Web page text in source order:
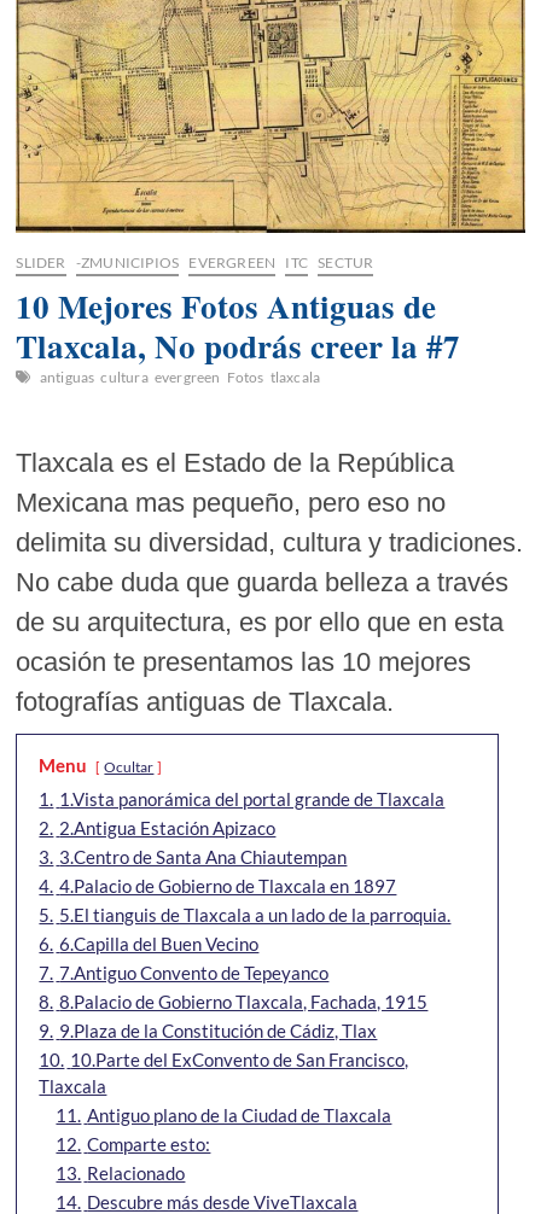
SLIDER -ZMUNICIPIOS EVERGREEN ITC SECTUR
10 Mejores Fotos Antiguas de
Tlaxcala, No podrás creer la #7
antiguas cultura evergreen Fotos tlaxcala
Tlaxcala es el Estado de la República
Mexicana mas pequeño, pero eso no
delimita su diversidad, cultura y tradiciones.
No cabe duda que guarda belleza a través
de su arquitectura, es por ello que en esta
ocasión te presentamos las 10 mejores
fotografías antiguas de Tlaxcala.
Menu Ocultar
1.
1.Vista panorámica del portal grande de Tlaxcala
2. 2.Antigua Estación Apizaco
3. 3.Centro de Santa Ana Chiautempan
4. 4.Palacio de Gobierno de Tlaxcala en 1897
5. 5.El tianguis de Tlaxcala a un lado de la parroquia.
6. 6.Capilla del Buen Vecino
7. 7.Antiguo Convento de Tepeyanco
8. 8.Palacio de Gobierno Tlaxcala, Fachada, 1915
9. 9.Plaza de la Constitución de Cádiz, Tlax
10. 10.Parte del ExConvento de San Francisco,
Tlaxcala
11.
Antiguo plano de la Ciudad de Tlaxcala
12. Comparte esto:
13. Relacionado
14. Descubre más desde ViveTlaxcala